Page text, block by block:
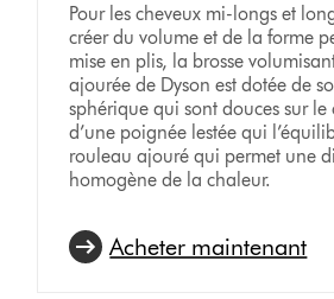
Pour les cheveux mi-longs et
créer du volume et de la forme
mise en plis, la brosse
ajourée de Dyson est dotée de
sphérique qui sont douces sur le
d’une poignée lestée qui
rouleau ajouré qui permet une
homogène de la chaleur.
Acheter maintenant